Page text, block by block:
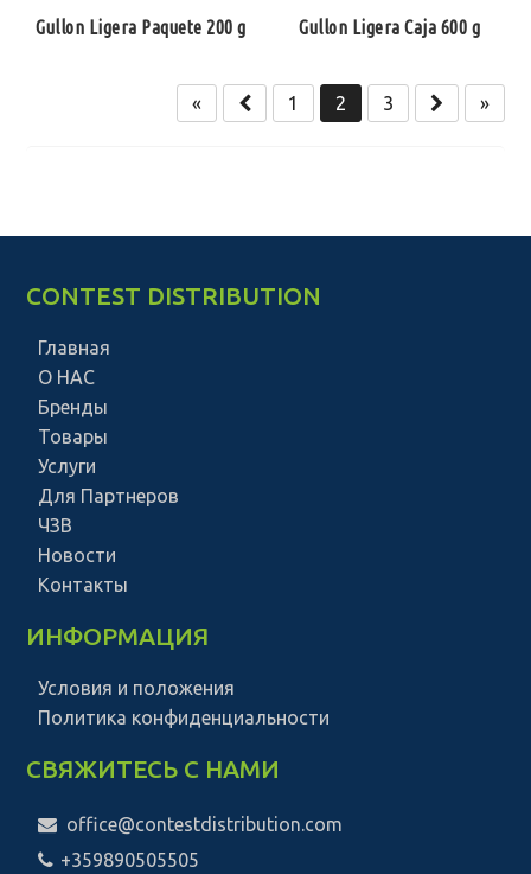
Gullon Ligera Paquete 200 g Gullon Ligera Caja 600 g
« 1 2 3 »
CONTEST DISTRIBUTION
Главная
О НАС
Бренды
Товары
Услуги
Для Партнеров
ЧЗВ
Новости
Контакты
ИНФОРМАЦИЯ
Условия и положения
Политика конфиденциальности
СВЯЖИТЕСЬ С НАМИ
office@contestdistribution.com
+359890505505